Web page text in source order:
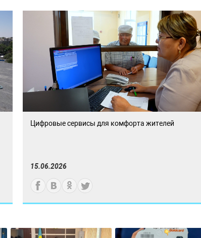
Цифровые сервисы для комфорта жителей
15.06.2026